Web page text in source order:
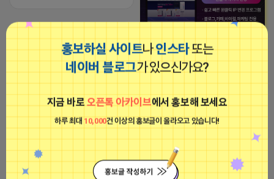
홍보하실 사이트나인스타또는
네이버 블로그가 있으신가요?
지금 바로오픈톡 아카이브에서 홍보해 보세요
하루 최대 10,000건 이상의 홍보글이 올라오고 있습니다!
[아이피몬스터] 전국 최저가 마케팅
용 KT아이피서비스!!
비공개
2026-01-26 20:52 댓글: 0개
파묘
비공개